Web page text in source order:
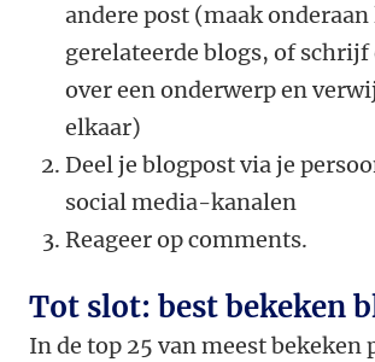
andere post (maak
gerelateerde blogs, of schrijf
over een onderwerp en
elkaar)
Deel je blogpost via je
social media-kanalen
Reageer op comments.
Tot slot: best bekeken
In de top 25 van meest bekeken